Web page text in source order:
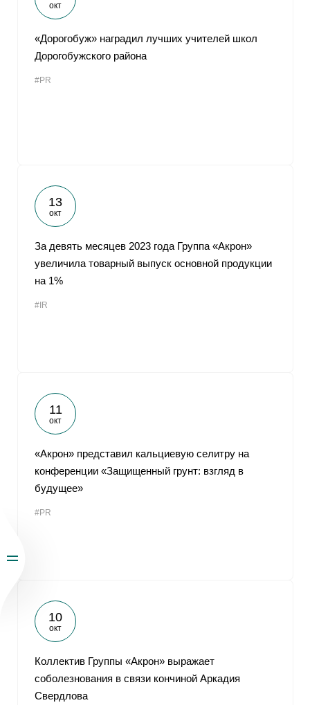
окт
«Дорогобуж» наградил лучших учителей школ
Дорогобужского района
#PR
13
окт
За девять месяцев 2023 года Группа «Акрон»
увеличила товарный выпуск основной продукции
на 1%
#IR
11
окт
«Акрон» представил кальциевую селитру на
конференции «Защищенный грунт: взгляд в
будущее»
#PR
10
окт
Коллектив Группы «Акрон» выражает
соболезнования в связи кончиной Аркадия
Свердлова